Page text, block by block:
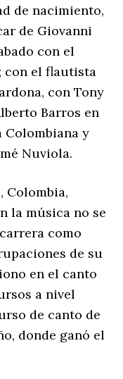
de nacimiento,
de Giovanni
con el
con el flautista
con Tony
Barros en
Colombiana y
Nuviola.
Colombia,
la música no se
como
de su
en el canto
a nivel
de canto de
donde ganó el